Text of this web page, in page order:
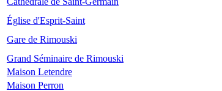
Église d'Esprit-Saint
Gare de Rimouski
Grand Séminaire de Rimouski
Maison Letendre
Maison Perron